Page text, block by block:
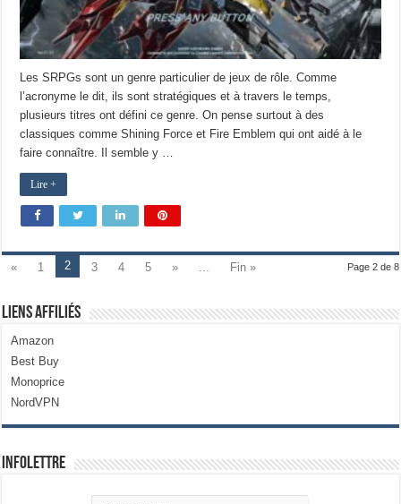
Les SRPGs sont un genre particulier de jeux de rôle. Comme
l’acronyme le dit, ils sont stratégiques et à travers le temps,
plusieurs titres ont défini ce genre. On pense surtout à des
classiques comme Shining Force et Fire Emblem qui ont aidé à le
faire connaître. Il semble y …
Lire +
Page 2 de 8
« 1 2 3 4 5 » ... Fin »
Liens Affiliés
Amazon
Best Buy
Monoprice
NordVPN
Infolettre